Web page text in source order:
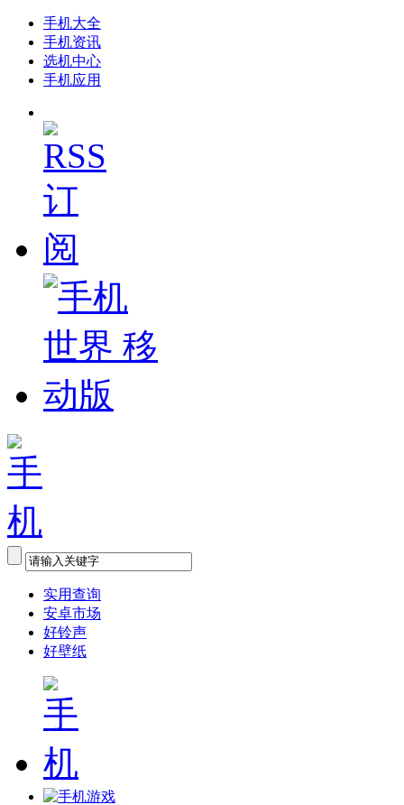
手机大全
手机资讯
选机中心
手机应用
实用查询
安卓市场
好铃声
好壁纸